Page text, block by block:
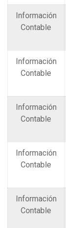
Información
Contable
Información
Contable
Información
Contable
Información
Contable
Información
Contable